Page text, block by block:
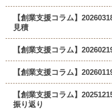
【創業支援コラム】
見積
【創業支援コラム】
【創業支援コラム】
【創業支援コラム】
振り返り